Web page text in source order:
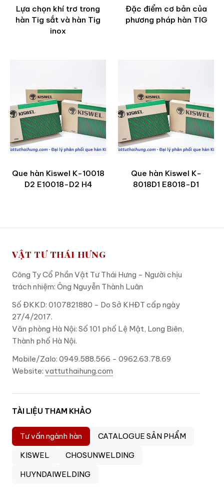
Lựa chọn khí trơ trong
hàn Tig sắt và hàn Tig
inox
Đặc điểm cơ bản của
phương pháp hàn TIG
Que hàn Kiswel K-10018
D2 E10018-D2 H4
Que hàn Kiswel K-
8018D1 E8018-D1
VẬT TƯ THÁI HƯNG
Công Ty Cổ Phần Vật Tư Thái Hưng - Người chịu
trách nhiệm: Ông Nguyễn Thành Luân
Số ĐKKD: 0107821880 - Do Sở KHĐT cấp ngày
27/4/2017.
Văn phòng Hà Nội: Số 101 phố Lệ Mật, Long Biên,
Thành phố Hà Nội.
Mobile/Zalo: 0949.588.566 - 0962.63.78.69
Website: vattuthaihung.com
TÀI LIỆU THAM KHẢO
Tư vấn ngành hàn
CATALOGUE SẢN PHẨM
KISWEL
CHOSUNWELDING
HUYNDAIWELDING